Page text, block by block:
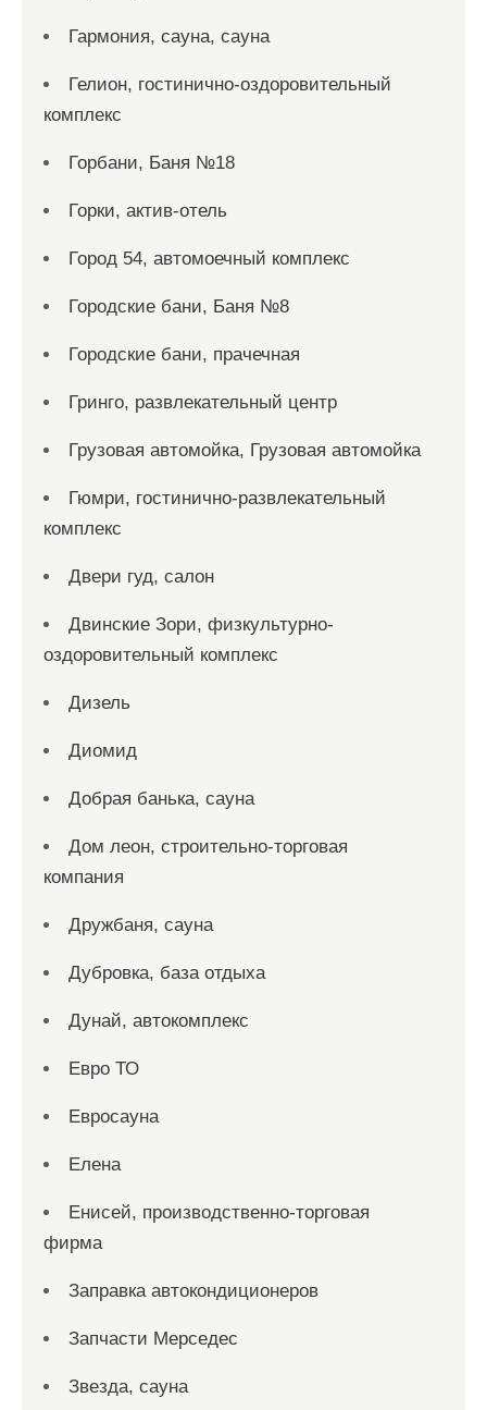
Гармония, сауна, сауна
Гелион, гостинично-оздоровительный
комплекс
Горбани, Баня №18
Горки, актив-отель
Город 54, автомоечный комплекс
Городские бани, Баня №8
Городские бани, прачечная
Гринго, развлекательный центр
Грузовая автомойка, Грузовая автомойка
Гюмри, гостинично-развлекательный
комплекс
Двери гуд, салон
Двинские Зори, физкультурно-
оздоровительный комплекс
Дизель
Диомид
Добрая банька, сауна
Дом леон, строительно-торговая
компания
Дружбаня, сауна
Дубровка, база отдыха
Дунай, автокомплекс
Евро ТО
Евросауна
Елена
Енисей, производственно-торговая
фирма
Заправка автокондиционеров
Запчасти Мерседес
Звезда, сауна